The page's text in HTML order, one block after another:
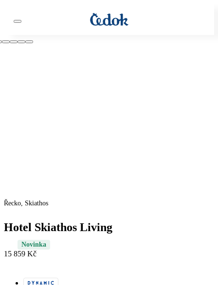
Řecko, Skiathos
Hotel Skiathos Living
Novinka
15 859 Kč